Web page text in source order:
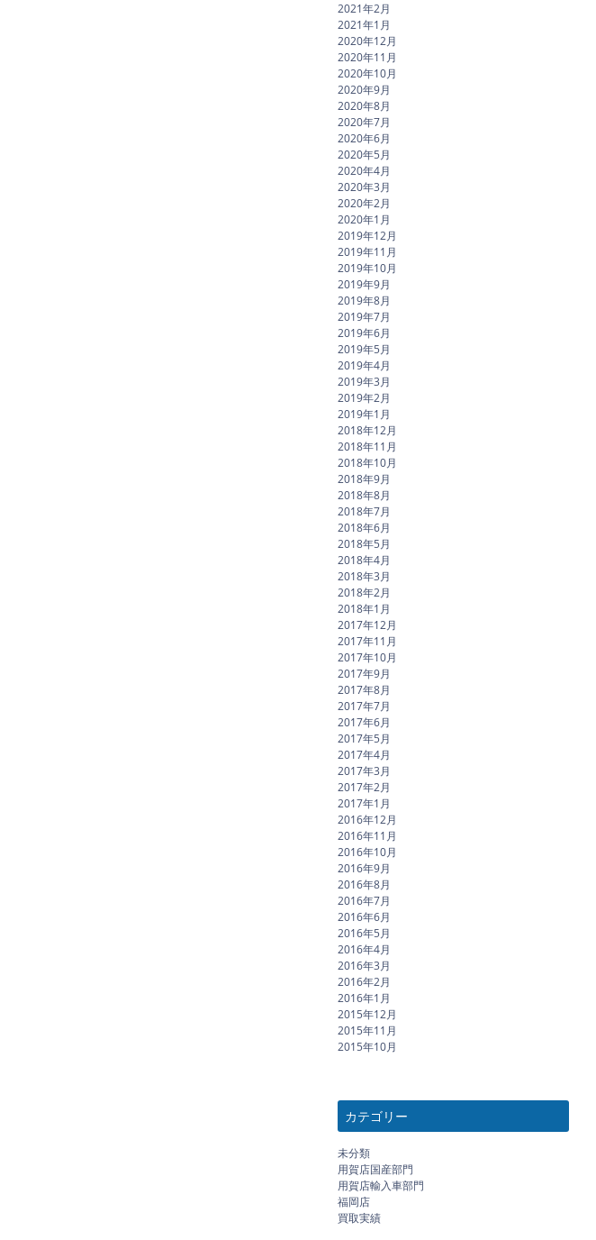
2021年2月
2021年1月
2020年12月
2020年11月
2020年10月
2020年9月
2020年8月
2020年7月
2020年6月
2020年5月
2020年4月
2020年3月
2020年2月
2020年1月
2019年12月
2019年11月
2019年10月
2019年9月
2019年8月
2019年7月
2019年6月
2019年5月
2019年4月
2019年3月
2019年2月
2019年1月
2018年12月
2018年11月
2018年10月
2018年9月
2018年8月
2018年7月
2018年6月
2018年5月
2018年4月
2018年3月
2018年2月
2018年1月
2017年12月
2017年11月
2017年10月
2017年9月
2017年8月
2017年7月
2017年6月
2017年5月
2017年4月
2017年3月
2017年2月
2017年1月
2016年12月
2016年11月
2016年10月
2016年9月
2016年8月
2016年7月
2016年6月
2016年5月
2016年4月
2016年3月
2016年2月
2016年1月
2015年12月
2015年11月
2015年10月
カテゴリー
未分類
用賀店国産部門
用賀店輸入車部門
福岡店
買取実績